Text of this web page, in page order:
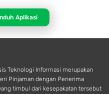
d
r
o
d
Aplikasi
Teknologi Informasi merupakan
Pinjaman dengan Penerima
timbul dari kesepakatan tersebut